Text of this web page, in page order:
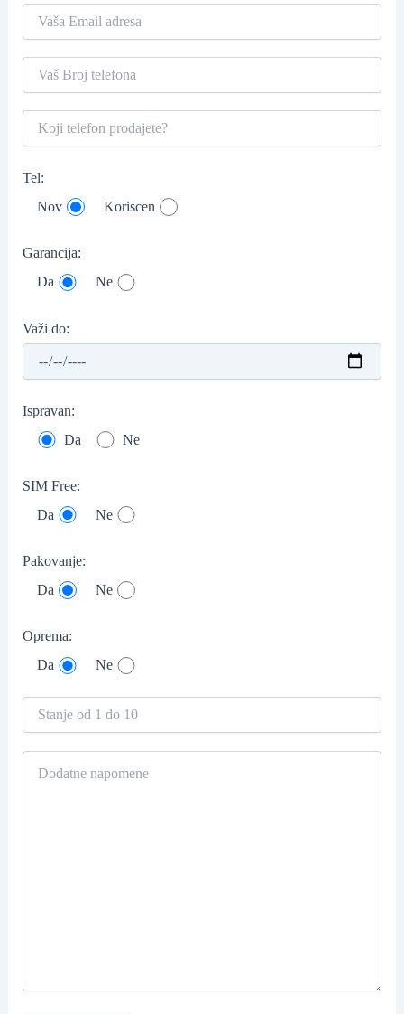
Tel:
Nov
Koriscen
Garancija:
Da
Ne
Važi do:
Ispravan:
Da
Ne
SIM Free:
Da
Ne
Pakovanje:
Da
Ne
Oprema:
Da
Ne